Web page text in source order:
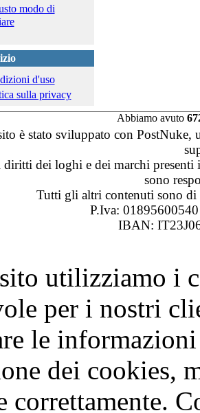
modo di
d'uso
sulla privacy
Abbiamo avuto
è stato sviluppato con PostNuke,
dei loghi e dei marchi
sono
Tutti gli altri contenuti sono
P.Iva:
IBAN:
utilizziamo i
per i nostri
le
dei cookies,
correttamente.